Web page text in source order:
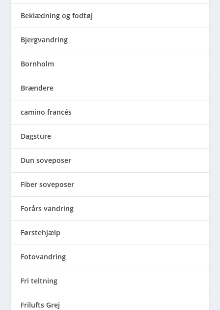
Beklædning og fodtøj
Bjergvandring
Bornholm
Brændere
camino francés
Dagsture
Dun soveposer
Fiber soveposer
Forårs vandring
Førstehjælp
Fotovandring
Fri teltning
Frilufts Grej